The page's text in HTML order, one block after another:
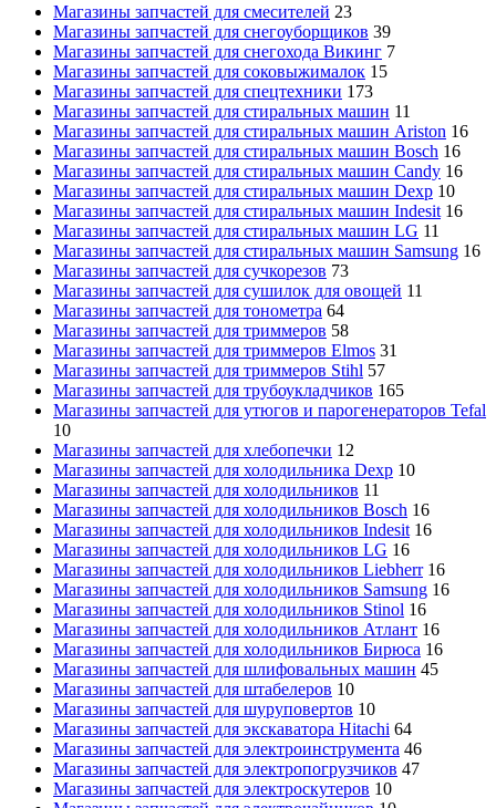
Магазины запчастей для смесителей 23
Магазины запчастей для снегоуборщиков 39
Магазины запчастей для снегохода Викинг 7
Магазины запчастей для соковыжималок 15
Магазины запчастей для спецтехники 173
Магазины запчастей для стиральных машин 11
Магазины запчастей для стиральных машин Ariston 16
Магазины запчастей для стиральных машин Bosch 16
Магазины запчастей для стиральных машин Candy 16
Магазины запчастей для стиральных машин Dexp 10
Магазины запчастей для стиральных машин Indesit 16
Магазины запчастей для стиральных машин LG 11
Магазины запчастей для стиральных машин Samsung 16
Магазины запчастей для сучкорезов 73
Магазины запчастей для сушилок для овощей 11
Магазины запчастей для тонометра 64
Магазины запчастей для триммеров 58
Магазины запчастей для триммеров Elmos 31
Магазины запчастей для триммеров Stihl 57
Магазины запчастей для трубоукладчиков 165
Магазины запчастей для утюгов и парогенераторов Tefal
10
Магазины запчастей для хлебопечки 12
Магазины запчастей для холодильника Dexp 10
Магазины запчастей для холодильников 11
Магазины запчастей для холодильников Bosch 16
Магазины запчастей для холодильников Indesit 16
Магазины запчастей для холодильников LG 16
Магазины запчастей для холодильников Liebherr 16
Магазины запчастей для холодильников Samsung 16
Магазины запчастей для холодильников Stinol 16
Магазины запчастей для холодильников Атлант 16
Магазины запчастей для холодильников Бирюса 16
Магазины запчастей для шлифовальных машин 45
Магазины запчастей для штабелеров 10
Магазины запчастей для шуруповертов 10
Магазины запчастей для экскаватора Hitachi 64
Магазины запчастей для электроинструмента 46
Магазины запчастей для электропогрузчиков 47
Магазины запчастей для электроскутеров 10